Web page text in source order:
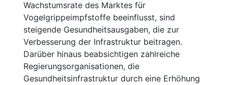
Wachstumsrate des Marktes für
Vogelgrippeimpfstoffe beeinflusst, sind
steigende Gesundheitsausgaben, die zur
Verbesserung der Infrastruktur beitragen.
Darüber hinaus beabsichtigen zahlreiche
Regierungsorganisationen, die
Gesundheitsinfrastruktur durch eine Erhöhung